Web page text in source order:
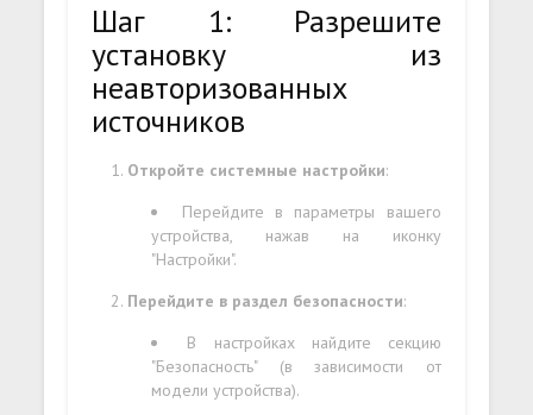
Шаг 1: Разрешите
установку из
неавторизованных
источников
Откройте системные настройки:
Перейдите в параметры вашего
устройства, нажав на иконку
"Настройки".
Перейдите в раздел безопасности:
В настройках найдите секцию
"Безопасность" (в зависимости от
модели устройства).